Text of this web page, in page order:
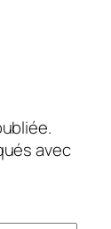
avec